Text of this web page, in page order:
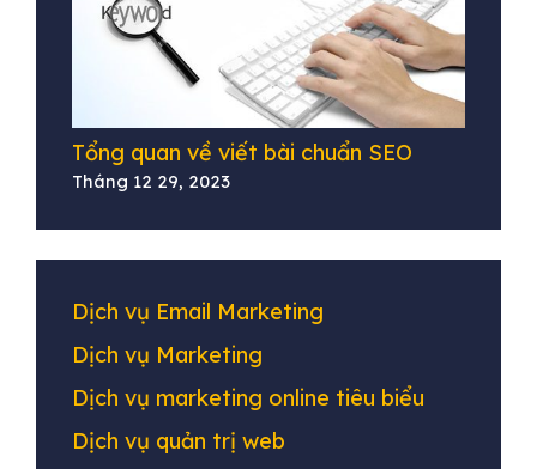
Tổng quan về viết bài chuẩn SEO
Tháng 12 29, 2023
Dịch vụ Email Marketing
Dịch vụ Marketing
Dịch vụ marketing online tiêu biểu
Dịch vụ quản trị web